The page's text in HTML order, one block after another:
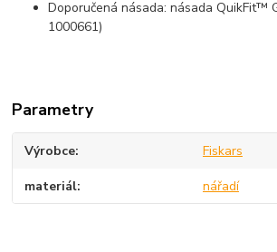
Doporučená násada: násada QuikFit™
1000661)
Parametry
Výrobce Fiskars
materiál nářadí